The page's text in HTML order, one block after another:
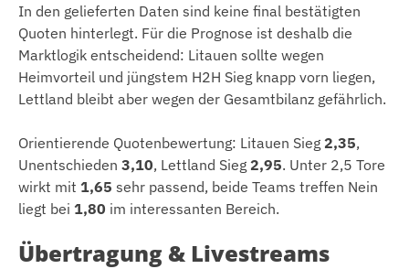
In den gelieferten Daten sind keine final bestätigten
Quoten hinterlegt. Für die Prognose ist deshalb die
Marktlogik entscheidend: Litauen sollte wegen
Heimvorteil und jüngstem H2H Sieg knapp vorn liegen,
Lettland bleibt aber wegen der Gesamtbilanz gefährlich.
Orientierende Quotenbewertung: Litauen Sieg 2,35,
Unentschieden 3,10, Lettland Sieg 2,95. Unter 2,5 Tore
wirkt mit 1,65 sehr passend, beide Teams treffen Nein
liegt bei 1,80 im interessanten Bereich.
Übertragung & Livestreams